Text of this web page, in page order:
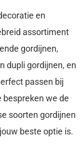
en
assortiment
gordijnen,
dupli gordijnen, en
passen bij
bespreken we de
soorten gordijnen
beste optie is.